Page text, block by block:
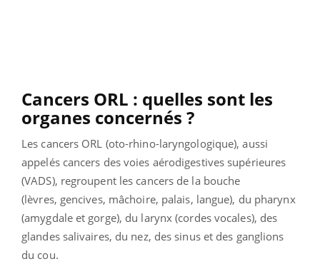
Cancers ORL : quelles sont les
organes concernés ?
Les cancers ORL (oto-rhino-laryngologique), aussi
appelés cancers des voies aérodigestives supérieures
(VADS), regroupent les cancers de la bouche
(lèvres, gencives, mâchoire, palais, langue), du pharynx
(amygdale et gorge), du larynx (cordes vocales), des
glandes salivaires, du nez, des sinus et des ganglions
du cou.